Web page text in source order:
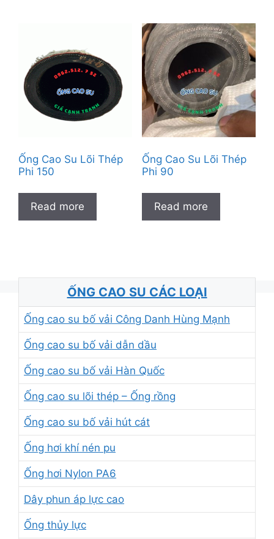
Ống Cao Su Lõi Thép
Phi 150
Read more
Ống Cao Su Lõi Thép
Phi 90
Read more
ỐNG CAO SU CÁC LOẠI
Ống cao su bố vải Công Danh Hùng Mạnh
Ống cao su bố vải dẫn dầu
Ống cao su bố vải Hàn Quốc
Ống cao su lõi thép – Ống rồng
Ống cao su bố vải hút cát
Ống hơi khí nén pu
Ống hơi Nylon PA6
Dây phun áp lực cao
Ống thủy lực